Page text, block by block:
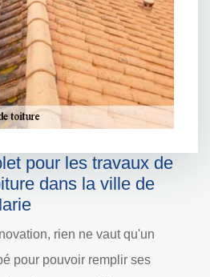
pour les travaux de
dans la ville de
rien ne vaut qu'un
pour pouvoir remplir ses